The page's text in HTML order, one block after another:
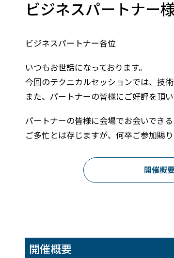
すべての製品を見る
トレーニング サービス
Esri製品サポート サービス
開発者サポート サービス
建設・土木
防
ビジネスパートナー
ビジネスパートナー各位
いつもお世話になっております。
今回のテクニカルセッションでは、技
また、パートナーの皆様にご好評を頂
パートナーの皆様に会場でお会いできる
ご多忙とは存じますが、何卒ご参加賜
開催概
開催概要